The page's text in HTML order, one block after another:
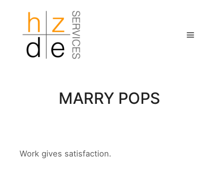
MARRY POPS
Work gives satisfaction.